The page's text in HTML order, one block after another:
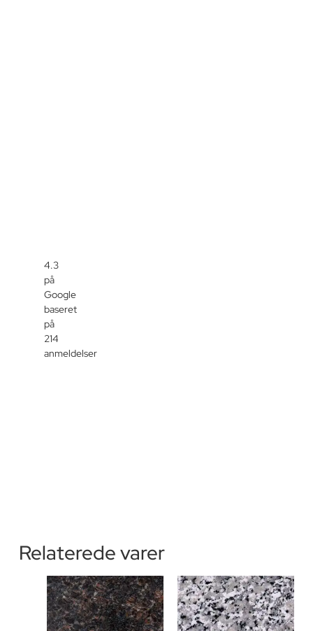
4.3
på
Google
baseret
på
214
anmeldelser
Relaterede varer